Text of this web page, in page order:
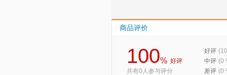
商品评价
100% 好评
共有0人参与评分
好评
中评 (0
差评 (0